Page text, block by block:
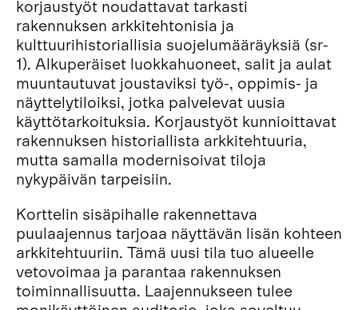
korjaustyöt noudattavat tarkasti
rakennuksen arkkitehtonisia ja
kulttuurihistoriallisia suojelumääräyksiä (sr-
1). Alkuperäiset luokkahuoneet, salit ja aulat
muuntautuvat joustaviksi työ-, oppimis- ja
näyttelytiloiksi, jotka palvelevat uusia
käyttötarkoituksia. Korjaustyöt kunnioittavat
rakennuksen historiallista arkkitehtuuria,
mutta samalla modernisoivat tiloja
nykypäivän tarpeisiin.
Korttelin sisäpihalle rakennettava
puulaajennus tarjoaa näyttävän lisän kohteen
arkkitehtuuriin. Tämä uusi tila tuo alueelle
vetovoimaa ja parantaa rakennuksen
toiminnallisuutta. Laajennukseen tulee